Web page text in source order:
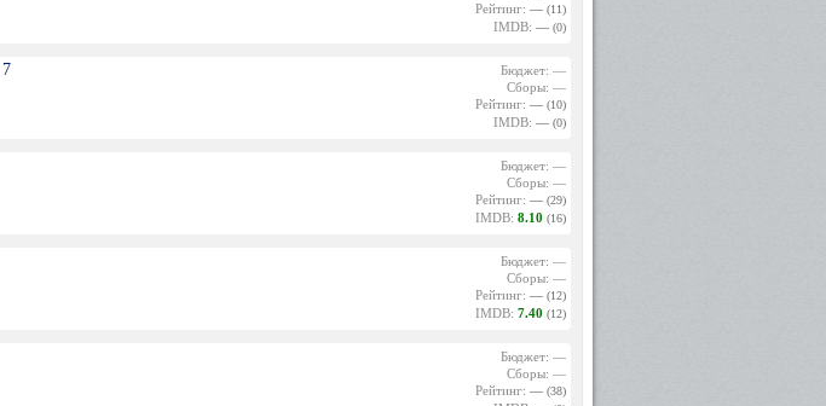
Рейтинг: — (11)
IMDB: — (0)
Бюджет: —
Сборы: —
Рейтинг: — (10)
IMDB: — (0)
Бюджет: —
Сборы: —
Рейтинг: — (29)
IMDB: 8.10 (16)
Бюджет: —
Сборы: —
Рейтинг: — (12)
IMDB: 7.40 (12)
Бюджет: —
Сборы: —
Рейтинг: — (38)